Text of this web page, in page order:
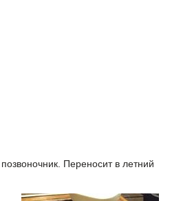
Переносит в летний